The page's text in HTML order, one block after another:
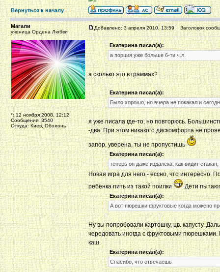
Вернуться к началу
Магали
ученица Ордена Любви
*: 12 ноября 2008, 12:12
Сообщения: 3540
Откуда: Киев, Оболонь
Добавлено: 3 апреля 2010, 13:59 Заголовок
Екатерина писал(а):
а порция уже больше 6-ти ч.л.
а сколько это в граммах?
Екатерина писал(а):
Было хорошо, но вчера не покакал и
я уже писала где-то, но повторюсь.
-два. При этом никакого дискомфорта не
запор, уверена, ты не пропустишь
Екатерина писал(а):
теперь он даже издалека, как видит
Новая игра для него - ессно, что интересно.
ребёнка пить из такой поилки
Дети
Екатерина писал(а):
А вот пюрешки фруктовые когда можено
Ну вы попробовали картошку, цв. капусту.
чередовать иногда с фруктовыми
каш.
Екатерина писал(а):
Спасибо, что отвечаешь